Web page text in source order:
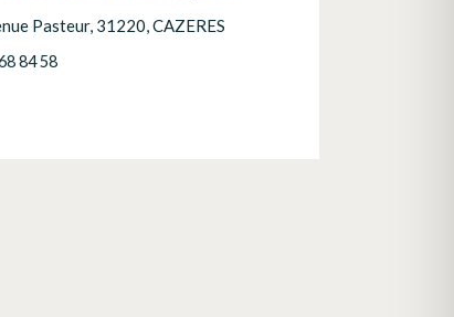
Pasteur, 31220, CAZERES
84 58